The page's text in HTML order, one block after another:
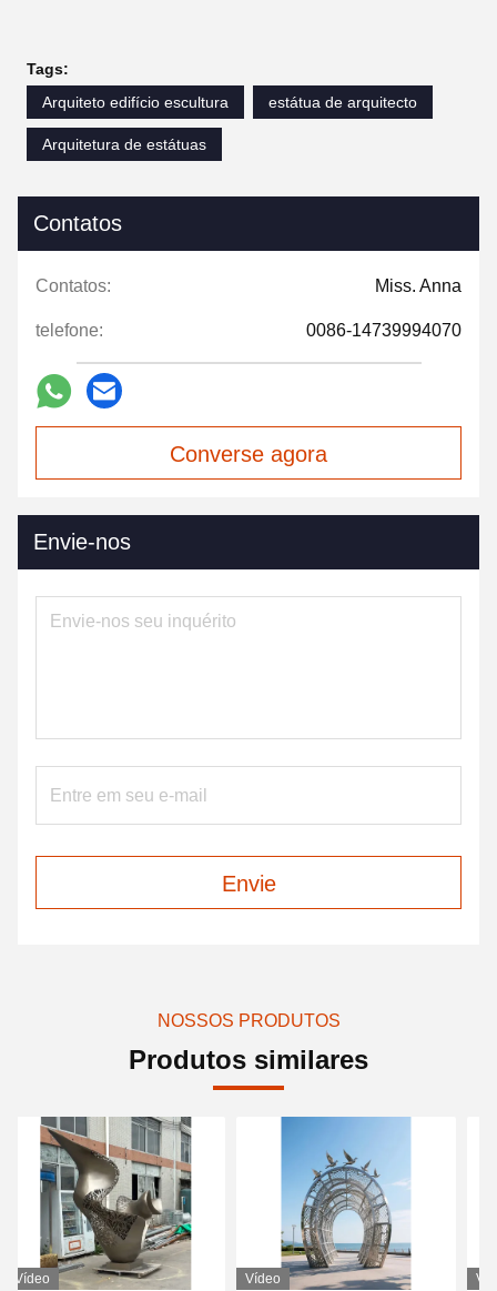
Tags:
Arquiteto edifício escultura
estátua de arquitecto
Arquitetura de estátuas
Contatos
Contatos: Miss. Anna
telefone: 0086-14739994070
Converse agora
Envie-nos
Envie
NOSSOS PRODUTOS
Produtos similares
Vídeo Vídeo